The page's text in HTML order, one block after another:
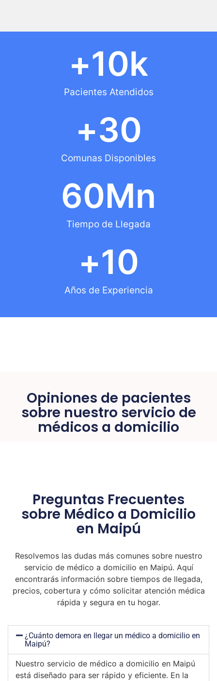
Pacientes Atendidos
+10k
Comunas Disponibles
+30
Tiempo de Llegada
60Mn
Años de Experiencia
+10
Opiniones de pacientes
sobre nuestro servicio de
médicos a domicilio
Preguntas Frecuentes
sobre Médico a Domicilio
en Maipú
Resolvemos las dudas más comunes sobre nuestro
servicio de médico a domicilio en Maipú. Aquí
encontrarás información sobre tiempos de llegada,
precios, cobertura y cómo solicitar atención médica
rápida y segura en tu hogar.
¿Cuánto demora en llegar un médico a domicilio en
Maipú?
Nuestro servicio de médico a domicilio en Maipú
está diseñado para ser rápido y eficiente. En la